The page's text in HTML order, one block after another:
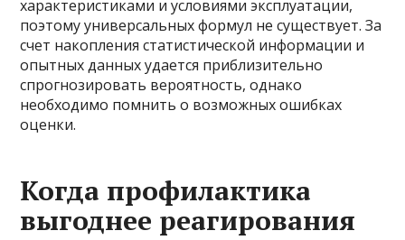
характеристиками и условиями эксплуатации,
поэтому универсальных формул не существует. За
счет накопления статистической информации и
опытных данных удается приблизительно
спрогнозировать вероятность, однако
необходимо помнить о возможных ошибках
оценки.
Когда профилактика
выгоднее реагирования